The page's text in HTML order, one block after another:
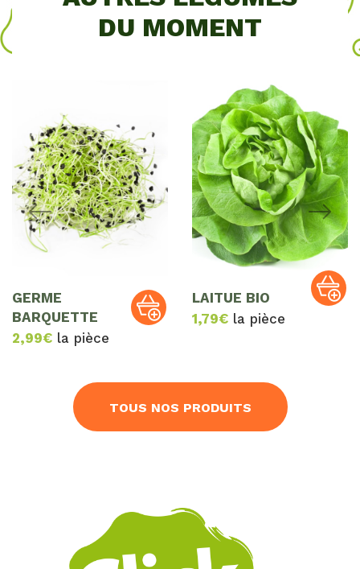
DU MOMENT
GERME
BARQUETTE
2,99€ la pièce
LAITUE BIO
1,79€ la pièce
TOUS NOS PRODUITS